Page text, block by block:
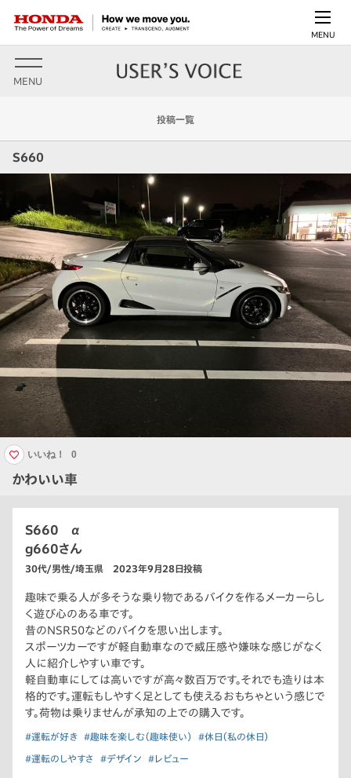
MENU
MENU
投稿一覧
S660
かわいい車
いいね！ 0
S660 α
g660さん
30代/男性/埼玉県 2023年9月28日投稿
趣味で乗る人が多そうな乗り物であるバイクを作るメーカーらし
く遊び心のある車です。
昔のNSR50などのバイクを思い出します。
スポーツカーですが軽自動車なので威圧感や嫌味な感じがなく
人に紹介しやすい車です。
軽自動車にしては高いですが高々数百万です。それでも造りは本
格的です。運転もしやすく足としても使えるおもちゃという感じで
す。荷物は乗りませんが承知の上での購入です。
#運転が好き #趣味を楽しむ（趣味使い） #休日（私の休日）
#運転のしやすさ #デザイン #レビュー